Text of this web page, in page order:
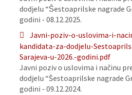
dodjelu “Šestoaprilske nagrade
godini - 08.12.2025.
Javni-poziv-o-uslovima-i-
kandidata-za-dodjelu-
Sarajeva-u-2026.-godini.pdf
Javni poziv o uslovima i načinu
dodjelu “Šestoaprilske nagrade
godini - 09.12.2024.